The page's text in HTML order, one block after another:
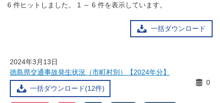
6 件ヒットしました。 1 ～ 6 件を表示しています。
一括ダウンロード
2024年3月13日
徳島県交通事故発生状況（市町村別）【2024年分】
一括ダウンロード(12件)
0